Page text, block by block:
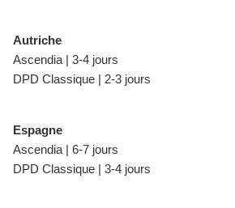
Autriche
Ascendia | 3-4 jours
DPD Classique | 2-3 jours
Espagne
Ascendia | 6-7 jours
DPD Classique | 3-4 jours